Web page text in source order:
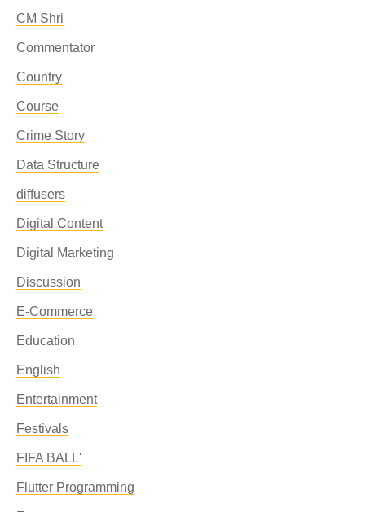
CM Shri
Commentator
Country
Course
Crime Story
Data Structure
diffusers
Digital Content
Digital Marketing
Discussion
E-Commerce
Education
English
Entertainment
Festivals
FIFA BALL'
Flutter Programming